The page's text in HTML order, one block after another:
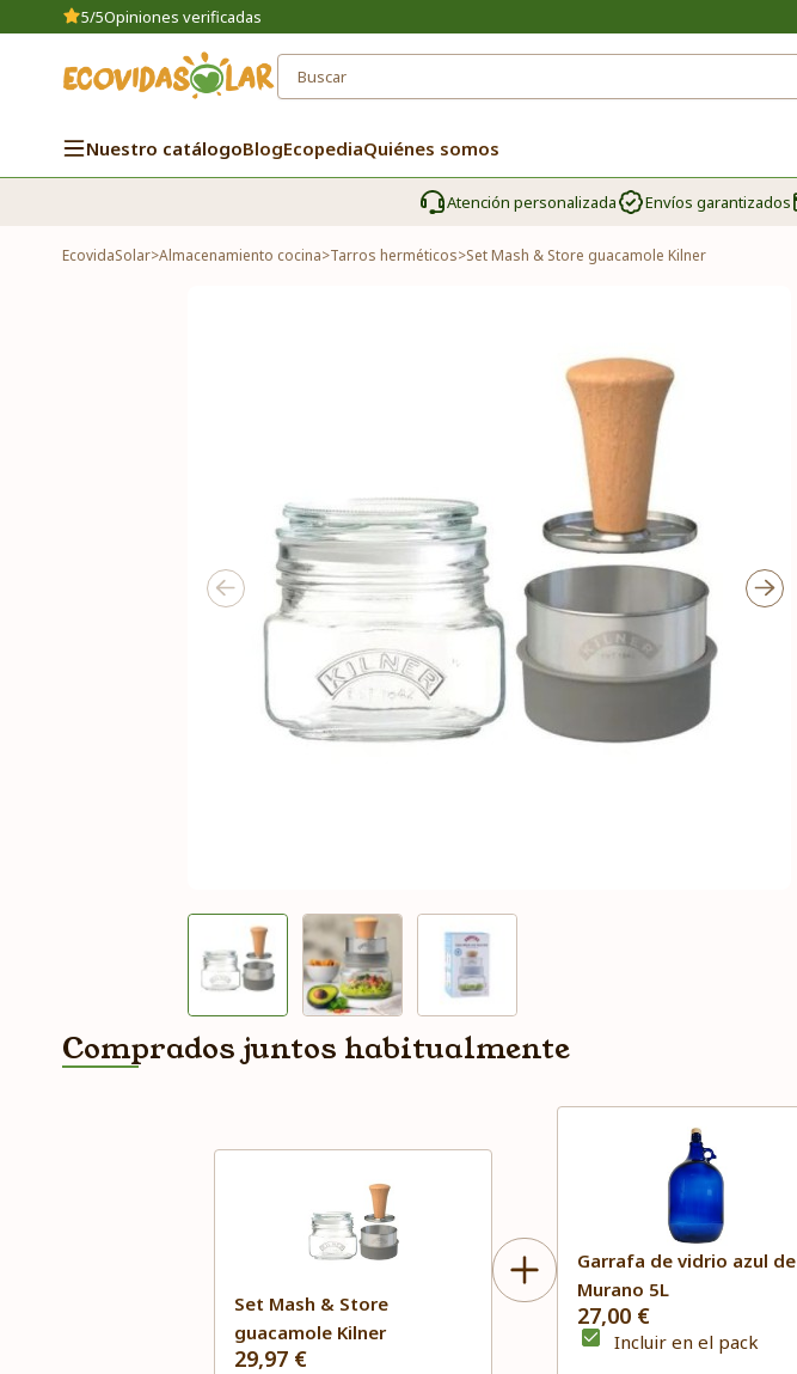
5/5Opiniones verificadas
Nuestro catálogoBlogEcopediaQuiénes somos
Atención personalizada Envíos garantizados
EcovidaSolar>Almacenamiento cocina>Tarros herméticos>Set Mash & Store guacamole Kilner
Comprados juntos habitualmente
Set Mash & Store
guacamole Kilner
29,97 €
Garrafa de vidrio azul de
Murano 5L
27,00 €
Incluir en el pack